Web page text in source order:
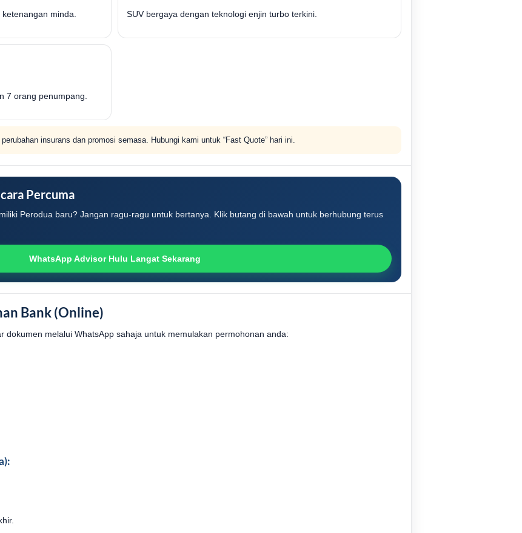
minda. SUV bergaya dengan teknologi enjin turbo terkini.
7 orang penumpang.
insurans dan promosi semasa. Hubungi kami untuk “Fast Quote” hari ini.
Percuma
Perodua baru? Jangan ragu-ragu untuk bertanya. Klik butang di bawah untuk berhubung terus
WhatsApp Advisor Hulu Langat Sekarang
Bank (Online)
dokumen melalui WhatsApp sahaja untuk memulakan permohonan anda: